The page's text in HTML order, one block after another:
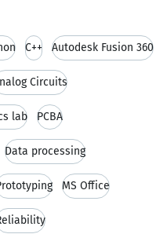
C++ Autodesk Fusion 360
Circuits
lab PCBA
Data processing
MS Office